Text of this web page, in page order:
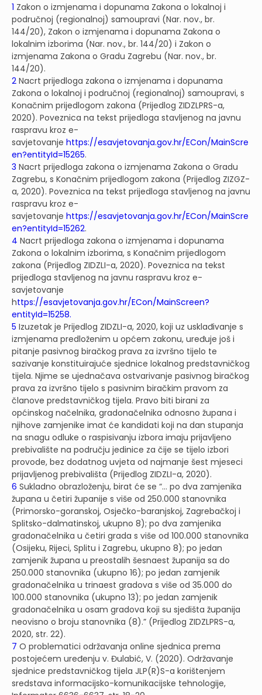
1 Zakon o izmjenama i dopunama Zakona o lokalnoj i
područnoj (regionalnoj) samoupravi (Nar. nov., br.
144/20), Zakon o izmjenama i dopunama Zakona o
lokalnim izborima (Nar. nov., br. 144/20) i Zakon o
izmjenama Zakona o Gradu Zagrebu (Nar. nov., br.
144/20).
2 Nacrt prijedloga zakona o izmjenama i dopunama
Zakona o lokalnoj i područnoj (regionalnoj) samoupravi, s
Konačnim prijedlogom zakona (Prijedlog ZIDZLPRS-a,
2020). Poveznica na tekst prijedloga stavljenog na javnu
raspravu kroz e-
savjetovanje https://esavjetovanja.gov.hr/ECon/MainScre
en?entityId=15265.
3 Nacrt prijedloga zakona o izmjenama Zakona o Gradu
Zagrebu, s Konačnim prijedlogom zakona (Prijedlog ZIZGZ-
a, 2020). Poveznica na tekst prijedloga stavljenog na javnu
raspravu kroz e-
savjetovanje https://esavjetovanja.gov.hr/ECon/MainScre
en?entityId=15262.
4 Nacrt prijedloga zakona o izmjenama i dopunama
Zakona o lokalnim izborima, s Konačnim prijedlogom
zakona (Prijedlog ZIDZLI-a, 2020). Poveznica na tekst
prijedloga stavljenog na javnu raspravu kroz e-
savjetovanje
https://esavjetovanja.gov.hr/ECon/MainScreen?
entityId=15258.
5 Izuzetak je Prijedlog ZIDZLI-a, 2020, koji uz usklađivanje s
izmjenama predloženim u općem zakonu, uređuje još i
pitanje pasivnog biračkog prava za izvršno tijelo te
sazivanje konstituirajuće sjednice lokalnog predstavničkog
tijela. Njime se ujednačava ostvarivanje pasivnog biračkog
prava za izvršno tijelo s pasivnim biračkim pravom za
članove predstavničkog tijela. Pravo biti birani za
općinskog načelnika, gradonačelnika odnosno župana i
njihove zamjenike imat će kandidati koji na dan stupanja
na snagu odluke o raspisivanju izbora imaju prijavljeno
prebivalište na području jedinice za čije se tijelo izbori
provode, bez dodatnog uvjeta od najmanje šest mjeseci
prijavljenog prebivališta (Prijedlog ZIDZLI-a, 2020).
6 Sukladno obrazloženju, birat će se “… po dva zamjenika
župana u četiri županije s više od 250.000 stanovnika
(Primorsko-goranskoj, Osječko-baranjskoj, Zagrebačkoj i
Splitsko-dalmatinskoj, ukupno 8); po dva zamjenika
gradonačelnika u četiri grada s više od 100.000 stanovnika
(Osijeku, Rijeci, Splitu i Zagrebu, ukupno 8); po jedan
zamjenik župana u preostalih šesnaest županija sa do
250.000 stanovnika (ukupno 16); po jedan zamjenik
gradonačelnika u trinaest gradova s više od 35.000 do
100.000 stanovnika (ukupno 13); po jedan zamjenik
gradonačelnika u osam gradova koji su sjedišta županija
neovisno o broju stanovnika (8).” (Prijedlog ZIDZLPRS-a,
2020, str. 22).
7 O problematici održavanja online sjednica prema
postojećem uređenju v. Đulabić, V. (2020). Održavanje
sjednice predstavničkog tijela JLP(R)S-a korištenjem
sredstava informacijsko-komunikacijske tehnologije,